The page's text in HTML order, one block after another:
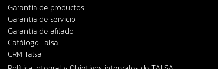
Garantía de productos
Garantía de servicio
Garantía de afilado
Catálogo Talsa
CRM Talsa